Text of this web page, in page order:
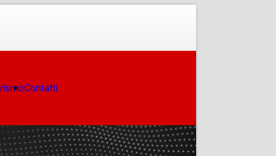
Contatti